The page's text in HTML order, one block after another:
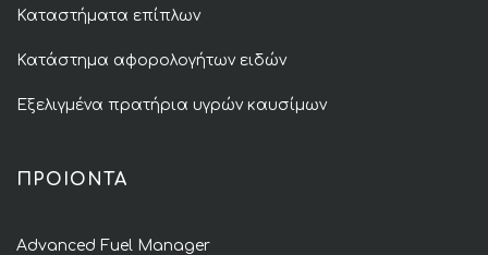
Καταστήματα επίπλων
Κατάστημα αφορολογήτων ειδών
Εξελιγμένα πρατήρια υγρών καυσίμων
ΠΡΟΙΟΝΤΑ
Advanced Fuel Manager